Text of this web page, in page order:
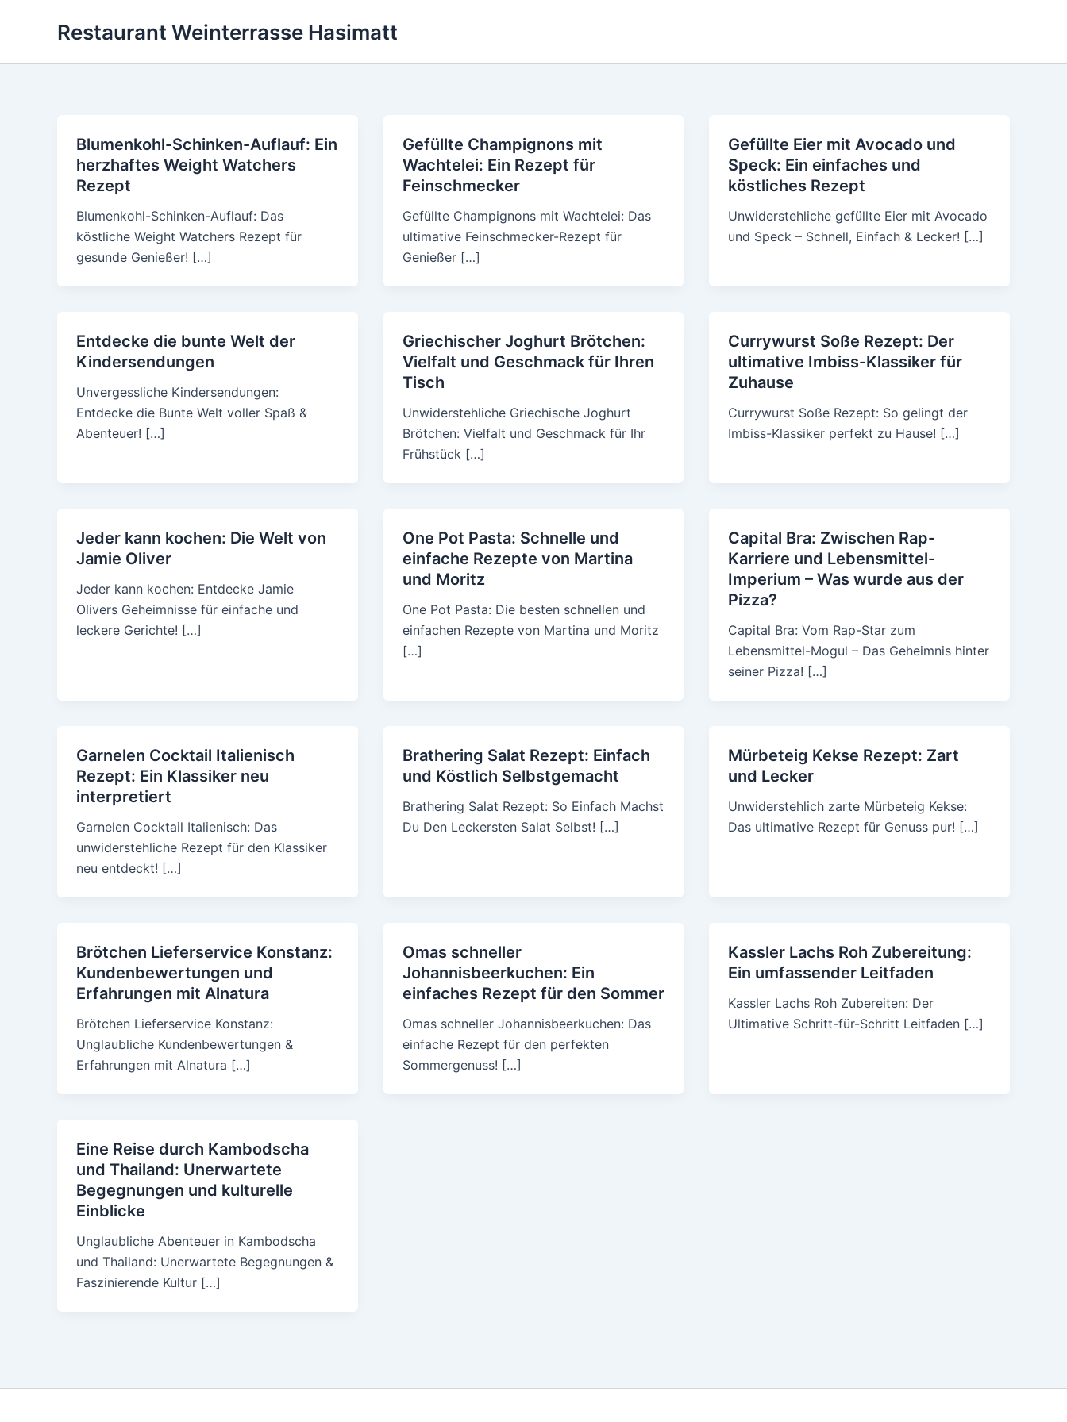
Restaurant Weinterrasse Hasimatt
Blumenkohl-Schinken-Auflauf: Ein
herzhaftes Weight Watchers
Rezept
Blumenkohl-Schinken-Auflauf: Das
köstliche Weight Watchers Rezept für
gesunde Genießer! […]
Gefüllte Champignons mit
Wachtelei: Ein Rezept für
Feinschmecker
Gefüllte Champignons mit Wachtelei: Das
ultimative Feinschmecker-Rezept für
Genießer […]
Gefüllte Eier mit Avocado und
Speck: Ein einfaches und
köstliches Rezept
Unwiderstehliche gefüllte Eier mit Avocado
und Speck – Schnell, Einfach & Lecker! […]
Entdecke die bunte Welt der
Kindersendungen
Unvergessliche Kindersendungen:
Entdecke die Bunte Welt voller Spaß &
Abenteuer! […]
Griechischer Joghurt Brötchen:
Vielfalt und Geschmack für Ihren
Tisch
Unwiderstehliche Griechische Joghurt
Brötchen: Vielfalt und Geschmack für Ihr
Frühstück […]
Currywurst Soße Rezept: Der
ultimative Imbiss-Klassiker für
Zuhause
Currywurst Soße Rezept: So gelingt der
Imbiss-Klassiker perfekt zu Hause! […]
Jeder kann kochen: Die Welt von
Jamie Oliver
Jeder kann kochen: Entdecke Jamie
Olivers Geheimnisse für einfache und
leckere Gerichte! […]
One Pot Pasta: Schnelle und
einfache Rezepte von Martina
und Moritz
One Pot Pasta: Die besten schnellen und
einfachen Rezepte von Martina und Moritz
[…]
Capital Bra: Zwischen Rap-
Karriere und Lebensmittel-
Imperium – Was wurde aus der
Pizza?
Capital Bra: Vom Rap-Star zum
Lebensmittel-Mogul – Das Geheimnis hinter
seiner Pizza! […]
Garnelen Cocktail Italienisch
Rezept: Ein Klassiker neu
interpretiert
Garnelen Cocktail Italienisch: Das
unwiderstehliche Rezept für den Klassiker
neu entdeckt! […]
Brathering Salat Rezept: Einfach
und Köstlich Selbstgemacht
Brathering Salat Rezept: So Einfach Machst
Du Den Leckersten Salat Selbst! […]
Mürbeteig Kekse Rezept: Zart
und Lecker
Unwiderstehlich zarte Mürbeteig Kekse:
Das ultimative Rezept für Genuss pur! […]
Brötchen Lieferservice Konstanz:
Kundenbewertungen und
Erfahrungen mit Alnatura
Brötchen Lieferservice Konstanz:
Unglaubliche Kundenbewertungen &
Erfahrungen mit Alnatura […]
Omas schneller
Johannisbeerkuchen: Ein
einfaches Rezept für den Sommer
Omas schneller Johannisbeerkuchen: Das
einfache Rezept für den perfekten
Sommergenuss! […]
Kassler Lachs Roh Zubereitung:
Ein umfassender Leitfaden
Kassler Lachs Roh Zubereiten: Der
Ultimative Schritt-für-Schritt Leitfaden […]
Eine Reise durch Kambodscha
und Thailand: Unerwartete
Begegnungen und kulturelle
Einblicke
Unglaubliche Abenteuer in Kambodscha
und Thailand: Unerwartete Begegnungen &
Faszinierende Kultur […]